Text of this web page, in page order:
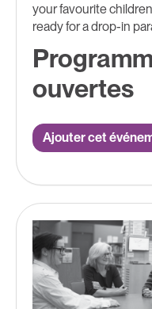
your favourite
ready for a drop-in
ouvertes
Ajouter cet